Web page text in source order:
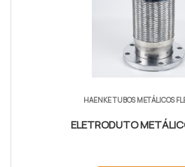
HAENKE TUBOS METÁLICOS
ELETRODUTO